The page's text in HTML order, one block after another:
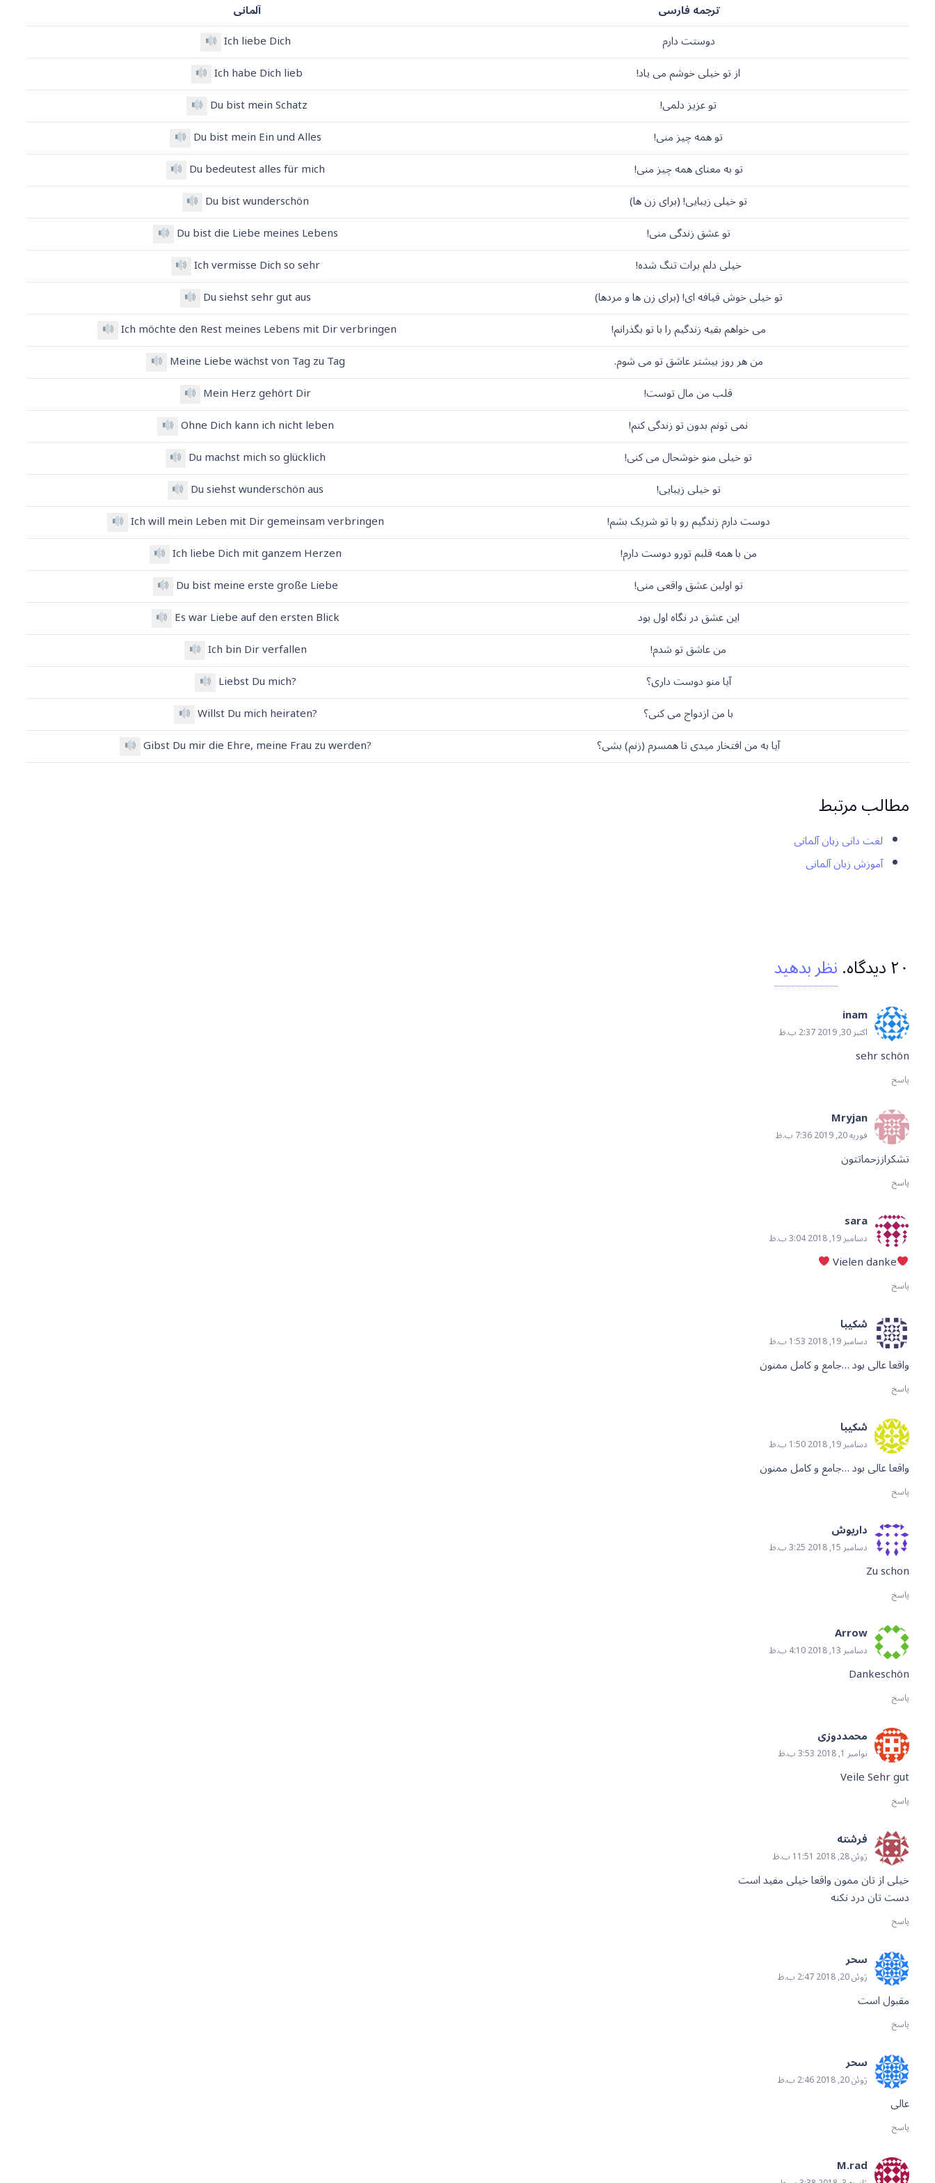
ترجمه فارسی
آلمانی
دوستت دارم
Ich liebe Dich
از تو خیلی خوشم می یاد!
Ich habe Dich lieb
تو عزیز دلمی!
Du bist mein Schatz
تو همه چیز منی!
Du bist mein Ein und Alles
تو به معنای همه چیز منی!
Du bedeutest alles fürmich
تو خیلی زیبایی! (برای زن ها)
Du bist wunderschön
تو عشق زندگی منی!
Du bist die Liebe meines Lebens
خیلی دلم برات تنگ شده!
Ich vermisse Dich so sehr
تو خیلی خوش قیافه ای! (برای زن ها و مردها)
Du siehst sehr gut aus
می خواهم بقیه زندگیم را با تو بگذرانم!
Ich möchte den Rest meines Lebens mit Dir verbringen
من هر روز بیشتر عاشق تو می شوم.
Meine Liebe wächst von Tag zu Tag
قلب من مال توست!
Mein Herz gehört Dir
نمی تونم بدون تو زندگی کنم!
Ohne Dich kann ich nicht leben
تو خیلی منو خوشحال می کنی!
Du machst mich soglücklich
تو خیلی زیبایی!
Du siehst wunderschön aus
دوست دارم زندگیم رو با تو شریک بشم!
Ich will mein Leben mit Dir gemeinsam verbringen
من با همه قلبم تورو دوست دارم!
Ich liebe Dich mit ganzem Herzen
تو اولین عشق واقعی منی!
Du bist meine erste große Liebe
این عشق در نگاه اول بود
Es war Liebe auf den ersten Blick
من عاشق تو شدم!
Ich bin Dir verfallen
آیا منو دوست داری؟
Liebst Du mich?
با من ازدواج می کنی؟
Willst Du mich heiraten?
آیا به من افتخار میدی تا همسرم (زنم) بشی؟
Gibst Du mir die Ehre, meine Frau zu werden?
مطالب مرتبط
لغت دانی زبان آلمانی
آموزش زبان آلمانی
۲۰دیدگاه.نظر بدهید
inam
اکتبر 30, 2019 2:37 ب.ظ
sehr schön
پاسخ
Mryjan
فوریه 20, 2019 7:36 ب.ظ
تشکراززحماتتون
پاسخ
sara
دسامبر 19, 2018 3:04 ب.ظ
Vielen danke
پاسخ
شکیبا
دسامبر 19, 2018 1:53 ب.ظ
واقعا عالی بود …جامع و کامل ممنون
پاسخ
شکیبا
دسامبر 19, 2018 1:50 ب.ظ
واقعا عالی بود …جامع و کامل ممنون
پاسخ
داریوش
دسامبر 15, 2018 3:25 ب.ظ
Zu schon
پاسخ
Arrow
دسامبر 13, 2018 4:10 ب.ظ
Dankeschön
پاسخ
محمددوزی
نوامبر 1, 2018 3:53 ب.ظ
Veile Sehr gut
پاسخ
فرشته
ژوئن 28, 2018 11:51 ب.ظ
خیلی از تان ممون واقعا خیلی مفید است
دست تان درد نکنه
پاسخ
سحر
ژوئن 20, 2018 2:47 ب.ظ
مقبول است
پاسخ
سحر
ژوئن 20, 2018 2:46 ب.ظ
عالی
پاسخ
M.rad